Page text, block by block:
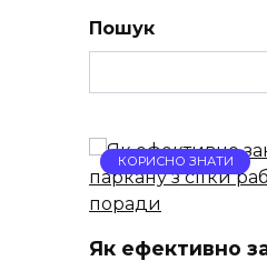
Пошук
КОРИСНО ЗНАТИ
Як ефективно